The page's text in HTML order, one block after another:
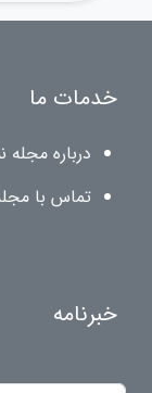
خدمات ما
درباره مجله
تماس با
خبرنامه